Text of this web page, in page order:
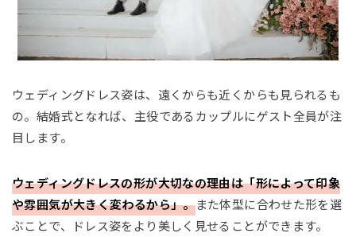
ウェディングドレス姿は、遠くからも近くからも見られるも
の。結婚式となれば、主役であるカップルにゲスト全員が注
目します。
ウェディングドレスの形が大切なの理由は「形によって印象
や雰囲気が大きく変わるから」。また体型に合わせた形を選
ぶことで、ドレス姿をより美しく見せることができます。